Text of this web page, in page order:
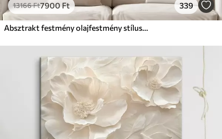
13166Ft7900Ft 339
Absztrakt festmény olajfestmény stílusban